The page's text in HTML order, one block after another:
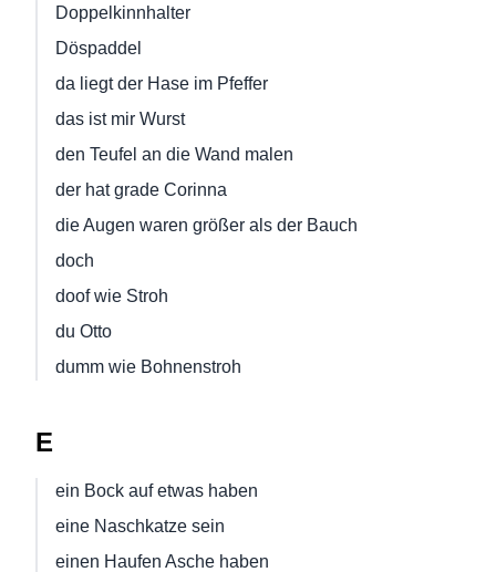
Doppelkinnhalter
Döspaddel
da liegt der Hase im Pfeffer
das ist mir Wurst
den Teufel an die Wand malen
der hat grade Corinna
die Augen waren größer als der Bauch
doch
doof wie Stroh
du Otto
dumm wie Bohnenstroh
E
ein Bock auf etwas haben
eine Naschkatze sein
einen Haufen Asche haben